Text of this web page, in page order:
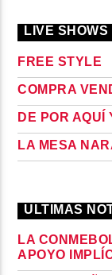
LIVE SHOWS
FREE STYLE
COMPRA
DE POR AQUÍ
LA MESA
ULTIMAS
LA
APOYO